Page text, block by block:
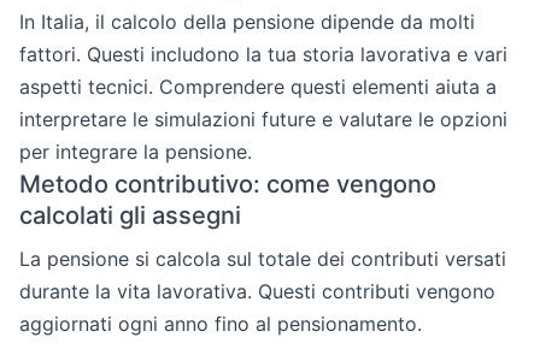
In Italia, il calcolo della pensione dipende da molti
fattori. Questi includono la tua storia lavorativa e vari
aspetti tecnici. Comprendere questi elementi aiuta a
interpretare le simulazioni future e valutare le opzioni
per integrare la pensione.
Metodo contributivo: come vengono
calcolati gli assegni
La pensione si calcola sul totale dei contributi versati
durante la vita lavorativa. Questi contributi vengono
aggiornati ogni anno fino al pensionamento.